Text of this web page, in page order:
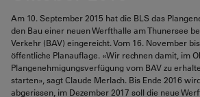
Am 10. September 2015 hat die BLS das
den Bau einer neuen Werfthalle am Thunersee
Verkehr (BAV) eingereicht. Vom 16. November
öffentliche Planauflage. «Wir rechnen damit, im
Plangenehmigungsverfügung vom BAV zu
starten», sagt Claude Merlach. Bis Ende 2016
abgerissen, im Dezember 2017 soll die neue